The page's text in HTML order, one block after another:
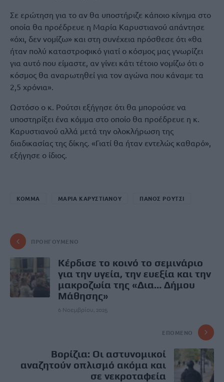
Σε ερώτηση για το αν θα υποστήριζε κάποιο κίνημα στο
οποία θα προέδρευε η Μαρία Καρυστιανού απάντησε
«όχι, δεν νομίζω» και στη συνέχεια πρόσθεσε ότι «θα
ήταν πολύ καταστροφικό γιατί ο κόσμος μας γνωρίζει
για αυτό που είμαστε, αν γίνει κάτι τέτοιο νομίζω ότι ο
κόσμος θα αναρωτηθεί για τον αγώνα που κάναμε τα
2,5 χρόνια».
Ωστόσο ο κ. Ρούτσι εξήγησε ότι θα μπορούσε να
υποστηρίξει ένα κόμμα στο οποίο θα προέδρευε η κ.
Καρυστιανού αλλά μετά την ολοκλήρωση της
διαδικασίας της δίκης. «Γιατί θα ήταν εντελώς καθαρό»,
εξήγησε ο ίδιος.
ΚΟΜΜΑ ΜΑΡΙΑ ΚΑΡΥΣΤΙΑΝΟΥ ΠΑΝΟΣ ΡΟΥΤΣΙ
ΠΡΟΗΓΟΎΜΕΝΟ
Κέρδισε το κοινό το σεμινάριο
για την υγεία, την ευεξία και την
μακροζωία της «Δια… Δήμου
Μάθησης»
6 Νοεμβρίου, 2025
ΕΠΌΜΕΝΟ
Βορίζια: Οι αστυνομικοί
αναζητούν οπλισμό ακόμα και
σε νεκροταφεία